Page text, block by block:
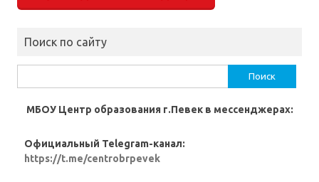
Поиск по сайту
МБОУ Центр образования г.Певек в мессенджерах:
Официальный Telegram-канал:
https://t.me/centrobrpevek